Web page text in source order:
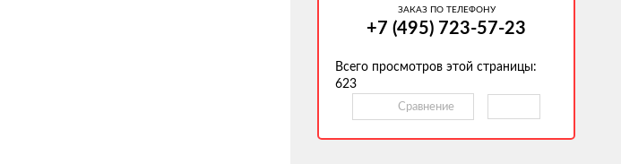
ЗАКАЗ ПО ТЕЛЕФОНУ
+7 (495) 723-57-23
Всего просмотров этой страницы:
623
Сравнение